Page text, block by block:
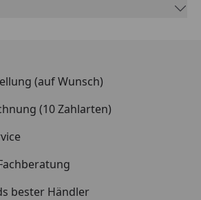
passgenaue Fertigung
(auf Wunsch)
(10 Zahlarten)
bester Händler